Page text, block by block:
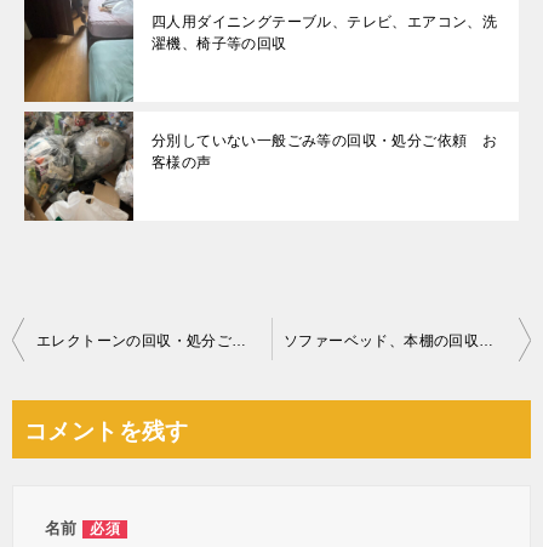
四人用ダイニングテーブル、テレビ、エアコン、洗
濯機、椅子等の回収
分別していない一般ごみ等の回収・処分ご依頼 お
客様の声
投
ビ
エレクトーンの回収・処分ご依頼 お客様の声 ソファーベッド、本棚の回収・処分ご依頼 お客様の声
コメントを残す
名前 必須